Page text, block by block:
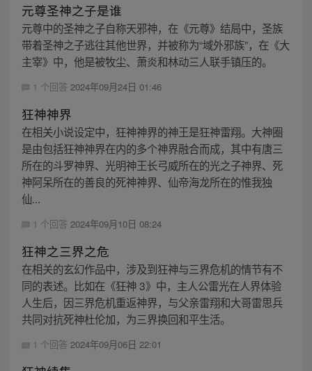
元尊圣神之子是谁
元尊中的圣神之子自称天邪神，在《元尊》结局中，圣族
带着圣神之子逃往其他世界，并被称为“域外邪族”，在《大
主宰》中，他是被牧尘、萧炎和林动三人联手镇压的。
1 个回答 2024年09月24日 01:46
狂神神界
在相关小说设定中，狂神神界的神王是狂神雷翔。大神圈
是由包括狂神神界在内的多个神界融合而成，其中有唐三
所在的斗罗神界、光明神王长弓威所在的光之子神界、死
神阿呆所在的善良的死神神界、仙帝海龙所在的惟我独
仙...
1 个回答 2024年09月10日 08:24
狂神之三界之危
在相关的玄幻作品中，涉及到狂神与三界危机的情节有不
同的表述。比如在《狂神 3》中，主人公雷光在人界体验
人生后，因三界危机重返神界，与父亲雷翔和大哥雷思兵
共同对抗死神杜伦加，为三界换回和平生活。
1 个回答 2024年09月06日 22:01